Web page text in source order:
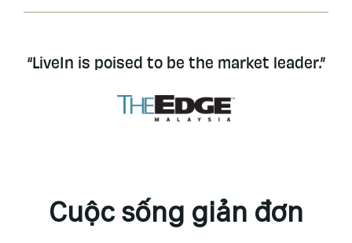
“LiveIn is poised to be the market leader.”
Cuộc sống giản đơn